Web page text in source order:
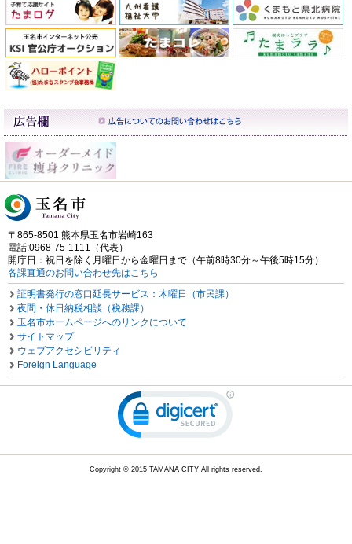
〒865-8501 熊本県玉名市岩崎163
電話:0968-75-1111（代表）
開庁日：祝日を除く月曜日から金曜日まで（午前8時30分～午後5時15分）
各課直通のお問い合わせ先はこちら
証明書発行の窓口延長サービス：木曜日（市民課）
夜間・休日納税相談（税務課）
玉名市ホームページへのリンクについて
サイトマップ
ウェブアクセシビリティ
Foreign Language
Copyright © 2015 TAMANA CITY All rights reserved.